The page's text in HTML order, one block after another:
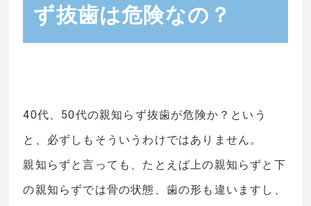
ず抜歯は危険なの？
40代、50代の親知らず抜歯が危険か？という
と、必ずしもそういうわけではありません。
親知らずと言っても、たとえば上の親知らずと下
の親知らずでは骨の状態、歯の形も違いますし、